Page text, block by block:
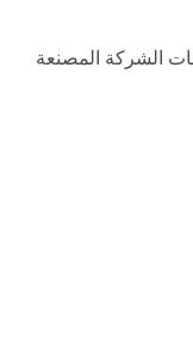
الشركة المصنعة